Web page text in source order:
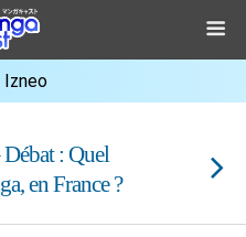
Izneo
: Quel
en France ?